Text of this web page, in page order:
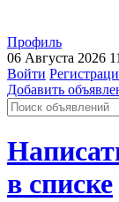
Профиль
06 Августа 2026
Войти
Добавить
в списке